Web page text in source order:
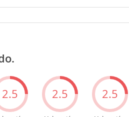
2.5 2.5 2.5